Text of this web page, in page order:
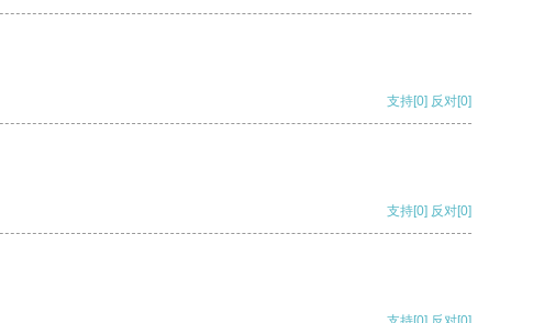
支持[0] 反对[0]
支持[0] 反对[0]